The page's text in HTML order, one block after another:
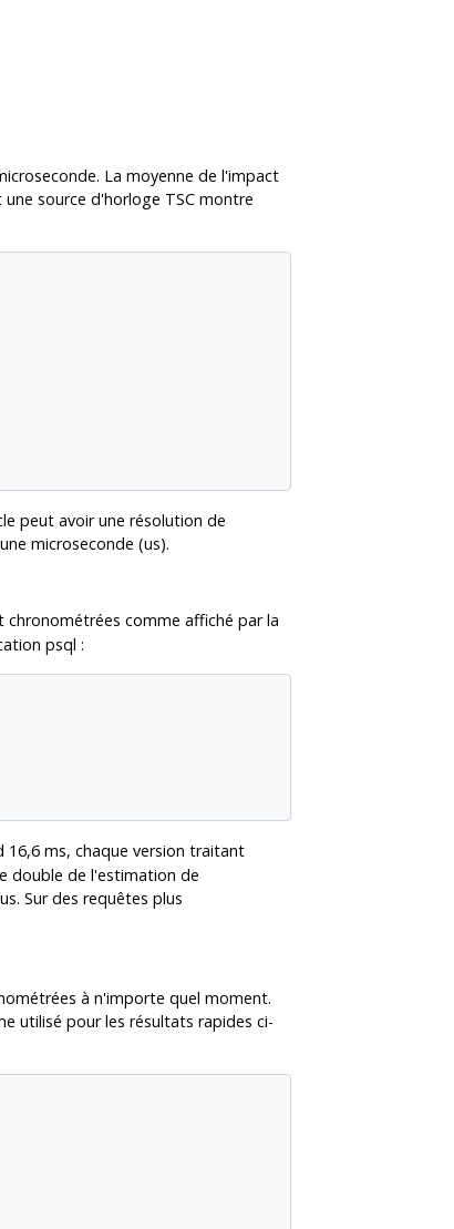
La moyenne de l'impact
source d'horloge TSC montre
peut avoir une résolution de
microseconde (us).
comme affiché par la
psql :
16,6 ms, chaque version traitant
double de l'estimation de
Sur des requêtes plus
à n'importe quel moment.
utilisé pour les résultats rapides ci-